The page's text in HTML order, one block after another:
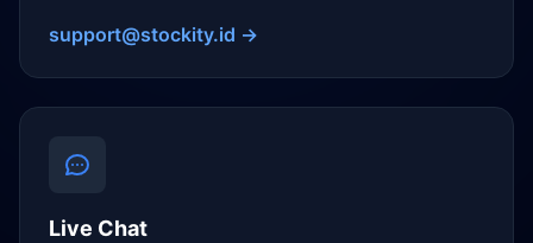
support@stockity.id →
Live Chat